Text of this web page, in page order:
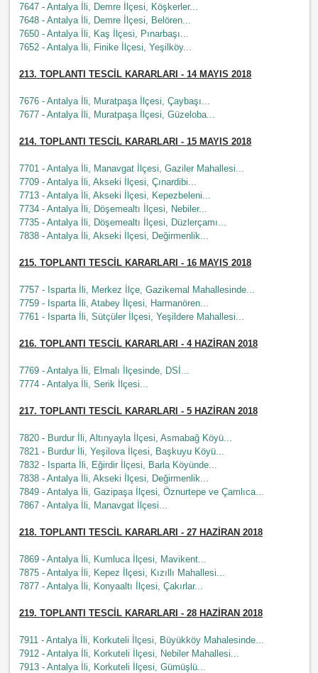
7647 - Antalya İli, Demre İlçesi, Köşkerler...
7648 - Antalya İli, Demre İlçesi, Belören...
7650 - Antalya İli, Kaş İlçesi, Pınarbaşı...
7652 - Antalya İli, Finike İlçesi, Yeşilköy...
213. TOPLANTI TESCİL KARARLARI - 14 MAYIS 2018
7676 - Antalya İli, Muratpaşa İlçesi, Çaybaşı...
7677 - Antalya İli, Muratpaşa İlçesi, Güzeloba...
214. TOPLANTI TESCİL KARARLARI - 15 MAYIS 2018
7701 - Antalya İli, Manavgat İlçesi, Gaziler Mahallesi...
7709 - Antalya İli, Akseki İlçesi, Çınardibi...
7713 - Antalya İli, Akseki İlçesi, Kepezbeleni...
7734 - Antalya İli, Döşemealtı İlçesi, Nebiler...
7735 - Antalya İli, Döşemealtı İlçesi, Düzlerçamı...
7838 - Antalya İli, Akseki İlçesi, Değirmenlik...
215. TOPLANTI TESCİL KARARLARI - 16 MAYIS 2018
7757 - Isparta İli, Merkez İlçe, Gazikemal Mahallesinde...
7759 - Isparta İli, Atabey İlçesi, Harmanören...
7761 - Isparta İli, Sütçüler İlçesi, Yeşildere Mahallesi...
216. TOPLANTI TESCİL KARARLARI - 4 HAZİRAN 2018
7769 - Antalya İli, Elmalı İlçesinde, DSİ...
7774 - Antalya İli, Serik İlçesi...
217. TOPLANTI TESCİL KARARLARI - 5 HAZİRAN 2018
7820 - Burdur İli, Altınyayla İlçesi, Asmabağ Köyü...
7821 - Burdur İli, Yeşilova İlçesi, Başkuyu Köyü...
7832 - Isparta İli, Eğirdir İlçesi, Barla Köyünde...
7838 - Antalya İli, Akseki İlçesi, Değirmenlik...
7849 - Antalya İli, Gazipaşa İlçesi, Öznurtepe ve Çamlıca...
7867 - Antalya İli, Manavgat İlçesi...
218. TOPLANTI TESCİL KARARLARI - 27 HAZİRAN 2018
7869 - Antalya İli, Kumluca İlçesi, Mavikent...
7875 - Antalya İli, Kepez İlçesi, Kızıllı Mahallesi...
7877 - Antalya İli, Konyaaltı İlçesi, Çakırlar...
219. TOPLANTI TESCİL KARARLARI - 28 HAZİRAN 2018
7911 - Antalya İli, Korkuteli İlçesi, Büyükköy Mahalesinde...
7912 - Antalya İli, Korkuteli İlçesi, Nebiler Mahallesi...
7913 - Antalya İli, Korkuteli İlçesi, Gümüşlü...